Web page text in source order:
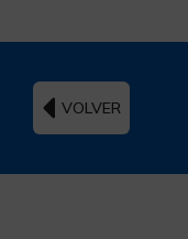
VOLVER